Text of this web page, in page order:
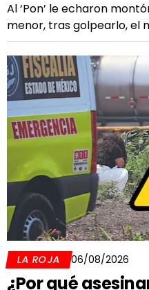
Al ‘Pon’ le echaron
menor, tras golpearlo, el
LA ROJA 06/08/2026
¿Por qué